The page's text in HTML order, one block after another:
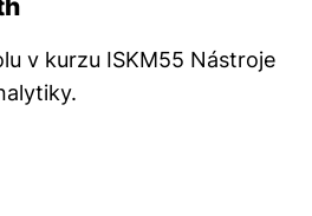
v kurzu ISKM55 Nástroje